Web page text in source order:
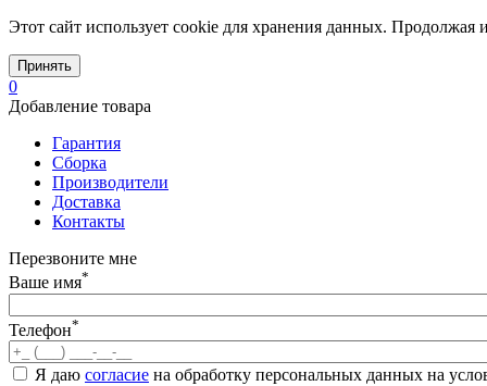
Этот сайт использует cookie для хранения данных. Продолжая
Принять
0
Добавление товара
Гарантия
Сборка
Производители
Доставка
Контакты
Перезвоните мне
Ваше имя*
Телефон*
Я даю согласие на обработку персональных данных на